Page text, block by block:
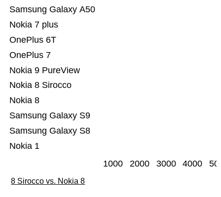
Nokia 1
Samsung Galaxy S8
Samsung Galaxy S9
Nokia 8
Nokia 8 Sirocco
Nokia 9 PureView
OnePlus 7
OnePlus 6T
Nokia 7 plus
Samsung Galaxy A50
1000 2000 3000 4000
8 Sirocco vs. Nokia 8